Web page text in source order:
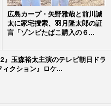
広島カープ・矢野雅哉と前川誠
太に家宅捜索、羽月隆太郎の証
言「ゾンビたばこ購入の６...
』玉森裕太主演のテレビ朝日ドラ
ィクション』ロケ...